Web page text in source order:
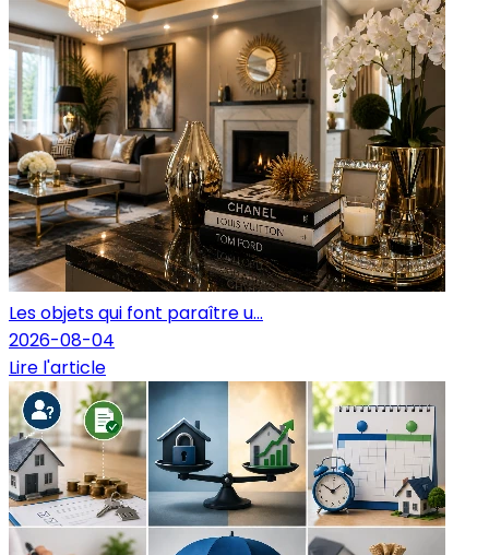
Les objets qui font paraître u...
2026-08-04
Lire l'article